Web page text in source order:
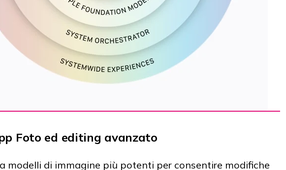
Foto ed editing avanzato
modelli di immagine più potenti per consentire modifiche